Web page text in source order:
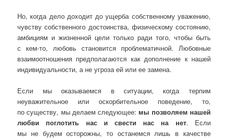
Но, когда дело доходит до ущерба собственному уважению,
чувству собственного достоинства, физическому состоянию,
амбициям и жизненной цели только ради того, чтобы быть
с кем-то, любовь становится проблематичной. Любовные
взаимоотношения предполагаются как дополнение к нашей
индивидуальности, а не угроза ей или ее замена.
Если мы оказываемся в ситуации, когда терпим
неуважительное или оскорбительное поведение, то,
по существу, мы делаем следующее: мы позволяем нашей
любви поглотить нас и свести нас на нет. Если
мы не будем осторожны, то останемся лишь в качестве